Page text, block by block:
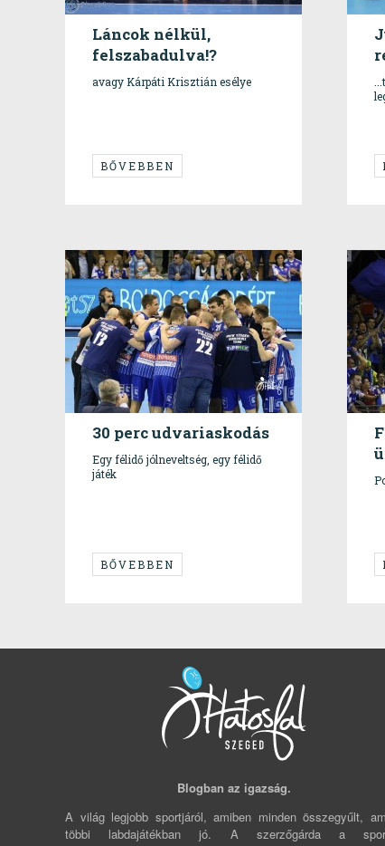
Láncok nélkül,
felszabadulva!?
avagy Kárpáti Krisztián esélye
BŐVEBBEN
30 perc udvariaskodás
Egy félidő jólneveltség, egy félidő
játék
BŐVEBBEN
Blogban az igazság.
A világ legjobb sportjáról, amiben minden összegyűlt,
többi labdajátékban jó. A szerzőgárda a